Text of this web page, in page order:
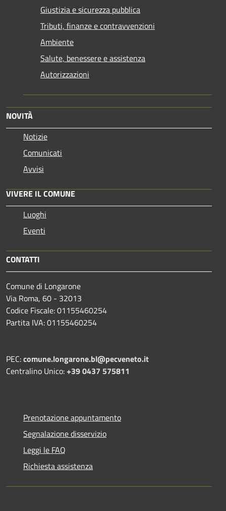
Giustizia e sicurezza pubblica
Tributi, finanze e contravvenzioni
Ambiente
Salute, benessere e assistenza
Autorizzazioni
NOVITÀ
Notizie
Comunicati
Avvisi
VIVERE IL COMUNE
Luoghi
Eventi
CONTATTI
Comune di Longarone
Via Roma, 60 - 32013
Codice Fiscale: 01155460254
Partita IVA: 01155460254
PEC:comune.longarone.bl@pecveneto.it
Centralino Unico:+39 0437 575811
Prenotazione appuntamento
Segnalazione disservizio
Leggi le FAQ
Richiesta assistenza